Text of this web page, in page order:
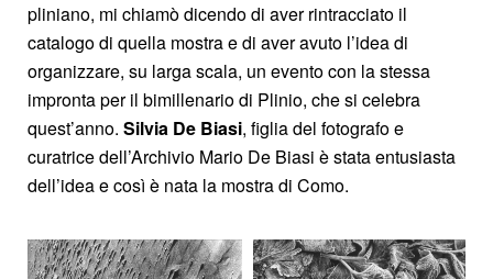
pliniano, mi chiamò dicendo di aver rintracciato il
catalogo di quella mostra e di aver avuto l’idea di
organizzare, su larga scala, un evento con la stessa
impronta per il bimillenario di Plinio, che si celebra
quest’anno. Silvia De Biasi, figlia del fotografo e
curatrice dell’Archivio Mario De Biasi è stata entusiasta
dell’idea e così è nata la mostra di Como.